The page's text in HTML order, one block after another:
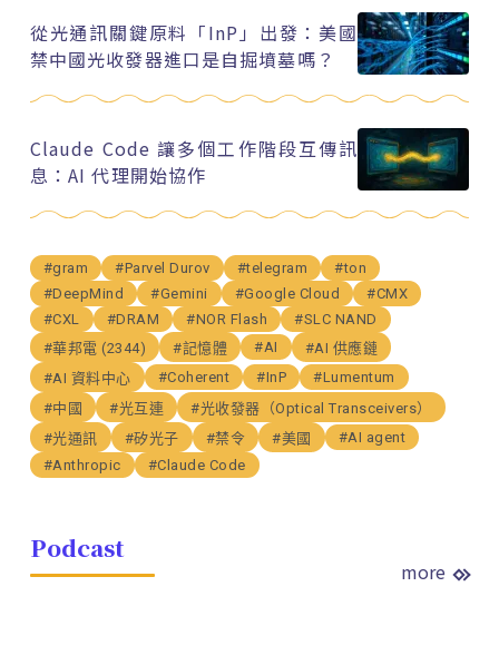
從光通訊關鍵原料「InP」出發：美國
禁中國光收發器進口是自掘墳墓嗎？
Claude Code 讓多個工作階段互傳訊
息：AI 代理開始協作
#gram #Parvel Durov #telegram
#ton
#DeepMind
#Gemini #Google Cloud
#CMX
#CXL
#DRAM #NOR Flash
#SLC NAND
#華邦電 (2344)
#記憶體 #AI
#AI 供應鏈
#AI 資料中心
#Coherent #InP
#Lumentum
#中國
#光互連
#光收發器（Optical Transceivers）
#光通訊
#矽光子 #禁令 #美國
#AI agent
#Anthropic
#Claude Code
Podcast
more